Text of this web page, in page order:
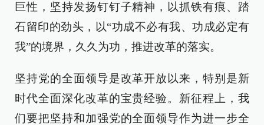
巨性，坚持发扬钉钉子精神，以抓铁有痕、踏
石留印的劲头，以“功成不必有我、功成必定有
我”的境界，久久为功，推进改革的落实。
坚持党的全面领导是改革开放以来，特别是新
时代全面深化改革的宝贵经验。新征程上，我
们要把坚持和加强党的全面领导作为进一步全